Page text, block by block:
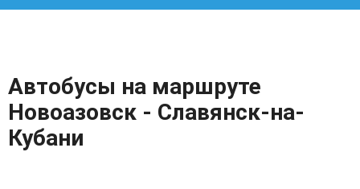
Автобусы на маршруте
Новоазовск - Славянск-на-
Кубани